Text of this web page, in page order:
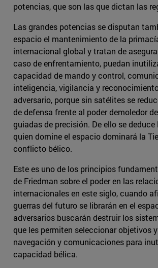
potencias, que son las que dictan las
Las grandes potencias se disputan
espacio el mantenimiento de la
internacional global y tratan de
caso de enfrentamiento, puedan
capacidad de mando y control,
inteligencia, vigilancia y
adversario, porque sin satélites se
de defensa frente al poder demoledor
guiadas de precisión. De ello se deduce
quien domine el espacio dominará la
conflicto bélico.
Este es uno de los principios
de Friedman sobre el poder en las
internacionales en este siglo, cuando
guerras del futuro se librarán en el
adversarios buscarán destruir los
que les permiten seleccionar objetivos
navegación y comunicaciones para
capacidad bélica.